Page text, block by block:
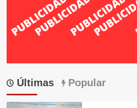
Últimas Popular